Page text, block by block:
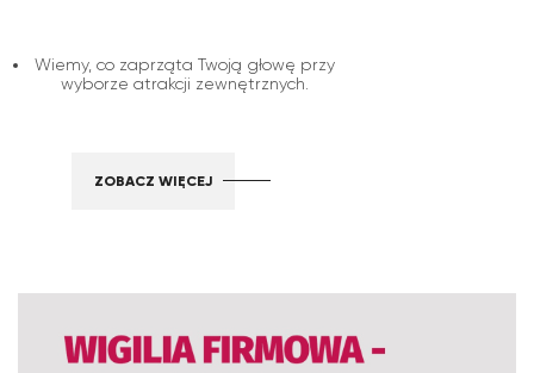
Wiemy, co zaprząta Twoją głowę przy
wyborze atrakcji zewnętrznych.
ZOBACZ WIĘCEJ